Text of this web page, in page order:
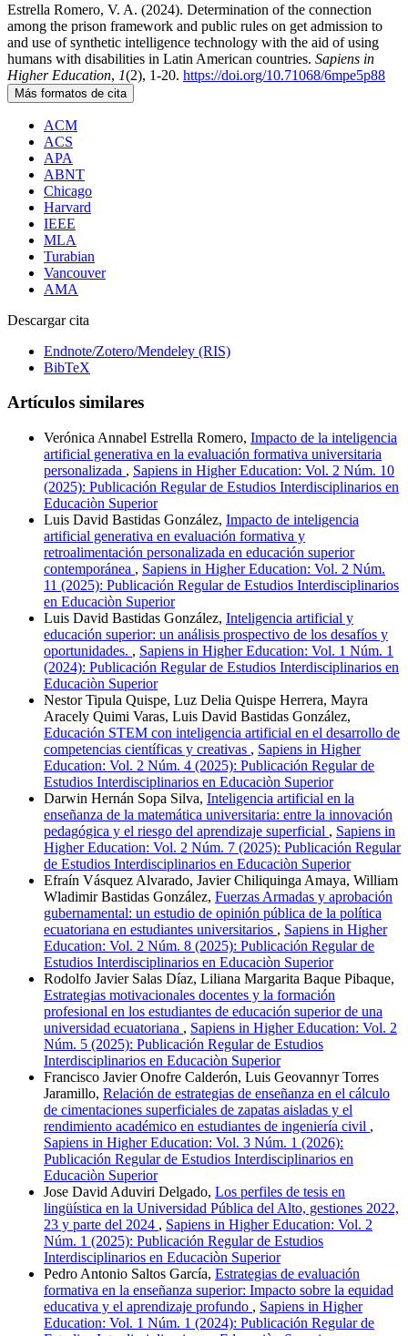
Estrella Romero, V. A. (2024). Determination of the connection
among the prison framework and public rules on get admission to
and use of synthetic intelligence technology with the aid of using
humans with disabilities in Latin American countries. Sapiens in
Higher Education, 1(2), 1-20. https://doi.org/10.71068/6mpe5p88
Más formatos de cita
ACM
ACS
APA
ABNT
Chicago
Harvard
IEEE
MLA
Turabian
Vancouver
AMA
Descargar cita
Endnote/Zotero/Mendeley (RIS)
BibTeX
Artículos similares
Verónica Annabel Estrella Romero, Impacto de la inteligencia
artificial generativa en la evaluación formativa universitaria
personalizada , Sapiens in Higher Education: Vol. 2 Núm. 10
(2025): Publicación Regular de Estudios Interdisciplinarios en
Educaciòn Superior
Luis David Bastidas González, Impacto de inteligencia
artificial generativa en evaluación formativa y
retroalimentación personalizada en educación superior
contemporánea , Sapiens in Higher Education: Vol. 2 Núm.
11 (2025): Publicación Regular de Estudios Interdisciplinarios
en Educaciòn Superior
Luis David Bastidas González, Inteligencia artificial y
educación superior: un análisis prospectivo de los desafíos y
oportunidades. , Sapiens in Higher Education: Vol. 1 Núm. 1
(2024): Publicación Regular de Estudios Interdisciplinarios en
Educaciòn Superior
Nestor Tipula Quispe, Luz Delia Quispe Herrera, Mayra
Aracely Quimi Varas, Luis David Bastidas González,
Educación STEM con inteligencia artificial en el desarrollo de
competencias científicas y creativas , Sapiens in Higher
Education: Vol. 2 Núm. 4 (2025): Publicación Regular de
Estudios Interdisciplinarios en Educaciòn Superior
Darwin Hernán Sopa Silva, Inteligencia artificial en la
enseñanza de la matemática universitaria: entre la innovación
pedagógica y el riesgo del aprendizaje superficial , Sapiens in
Higher Education: Vol. 2 Núm. 7 (2025): Publicación Regular
de Estudios Interdisciplinarios en Educaciòn Superior
Efraín Vásquez Alvarado, Javier Chiliquinga Amaya, William
Wladimir Bastidas González, Fuerzas Armadas y aprobación
gubernamental: un estudio de opinión pública de la política
ecuatoriana en estudiantes universitarios , Sapiens in Higher
Education: Vol. 2 Núm. 8 (2025): Publicación Regular de
Estudios Interdisciplinarios en Educaciòn Superior
Rodolfo Javier Salas Díaz, Liliana Margarita Baque Pibaque,
Estrategias motivacionales docentes y la formación
profesional en los estudiantes de educación superior de una
universidad ecuatoriana , Sapiens in Higher Education: Vol. 2
Núm. 5 (2025): Publicación Regular de Estudios
Interdisciplinarios en Educaciòn Superior
Francisco Javier Onofre Calderón, Luis Geovannyr Torres
Jaramillo, Relación de estrategias de enseñanza en el cálculo
de cimentaciones superficiales de zapatas aisladas y el
rendimiento académico en estudiantes de ingeniería civil ,
Sapiens in Higher Education: Vol. 3 Núm. 1 (2026):
Publicación Regular de Estudios Interdisciplinarios en
Educaciòn Superior
Jose David Aduviri Delgado, Los perfiles de tesis en
lingüística en la Universidad Pública del Alto, gestiones 2022,
23 y parte del 2024 , Sapiens in Higher Education: Vol. 2
Núm. 1 (2025): Publicación Regular de Estudios
Interdisciplinarios en Educaciòn Superior
Pedro Antonio Saltos García, Estrategias de evaluación
formativa en la enseñanza superior: Impacto sobre la equidad
educativa y el aprendizaje profundo , Sapiens in Higher
Education: Vol. 1 Núm. 1 (2024): Publicación Regular de